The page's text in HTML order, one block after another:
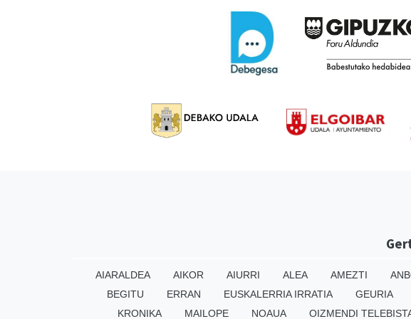
AIARALDEA AIKOR AIURRI ALEA AMEZTI
BEGITU
ERRAN EUSKALERRIA IRRATIA GEURIA
KRONIKA
MAILOPE NOAUA OIZMENDI